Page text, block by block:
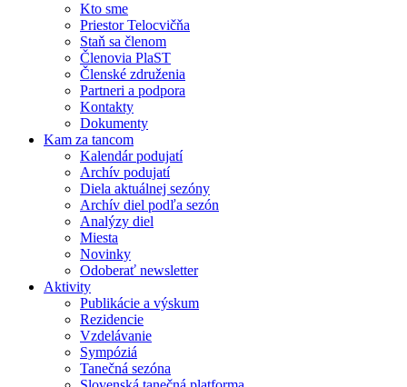
Kto sme
Priestor Telocvičňa
Staň sa členom
Členovia PlaST
Členské združenia
Partneri a podpora
Kontakty
Dokumenty
Kam za tancom
Kalendár podujatí
Archív podujatí
Diela aktuálnej sezóny
Archív diel podľa sezón
Analýzy diel
Miesta
Novinky
Odoberať newsletter
Aktivity
Publikácie a výskum
Rezidencie
Vzdelávanie
Sympóziá
Tanečná sezóna